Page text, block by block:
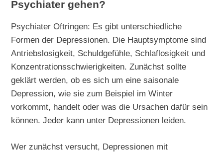
Psychiater gehen?
Psychiater Oftringen: Es gibt unterschiedliche
Formen der Depressionen. Die Hauptsymptome sind
Antriebslosigkeit, Schuldgefühle, Schlaflosigkeit und
Konzentrationsschwierigkeiten. Zunächst sollte
geklärt werden, ob es sich um eine saisonale
Depression, wie sie zum Beispiel im Winter
vorkommt, handelt oder was die Ursachen dafür sein
können. Jeder kann unter Depressionen leiden.
Wer zunächst versucht, Depressionen mit